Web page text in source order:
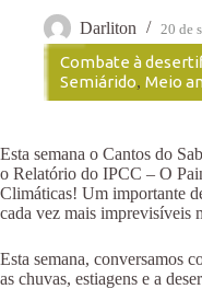
Darliton 20 de
Combate à
Semiárido, Meio
Esta semana o Cantos do
o Relatório do IPCC – O
Climáticas! Um importante
cada vez mais imprevisíveis
Esta semana, conversamos
as chuvas, estiagens e a